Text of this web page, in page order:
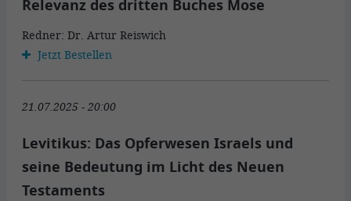
Relevanz des dritten Buches Mose
Redner: Dr. Artur Reiswich
Jetzt Bestellen
21.07.2025 - 20:00
Levitikus: Das Opferwesen Israels und
seine Bedeutung im Licht des Neuen
Testaments